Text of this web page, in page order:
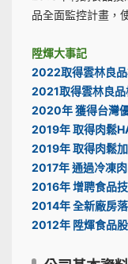
品全面監控計畫，
陞煇大事記
2022取得雲林良
2021取得雲林良
2020年 獲得台灣
2019年 取得肉鬆
2019年 取得肉鬆
2017年 通過冷凍
2016年 增聘食品
2014年 全新廠房
2012年 陞煇食品